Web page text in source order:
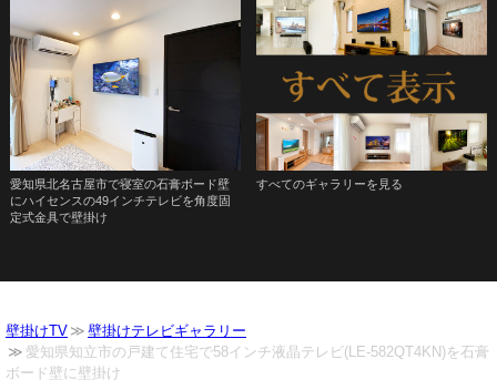
愛知県北名古屋市で寝室の石膏ボード壁
にハイセンスの49インチテレビを角度固
定式金具で壁掛け
すべてのギャラリーを見る
壁掛けTV
壁掛けテレビギャラリー
愛知県知立市の戸建て住宅で58インチ液晶テレビ(LE-582QT4KN)を石膏
ボード壁に壁掛け